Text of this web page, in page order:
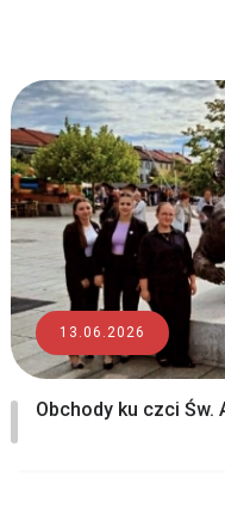
13.06.2026
Obchody ku czci Św.